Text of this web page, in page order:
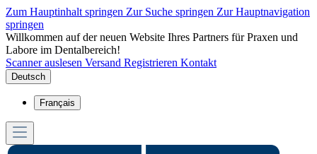
Zum Hauptinhalt springen Zur Suche springen Zur Hauptnavigation
springen
Willkommen auf der neuen Website Ihres Partners für Praxen und
Labore im Dentalbereich!
Scanner auslesen Versand Registrieren Kontakt
Deutsch
Français